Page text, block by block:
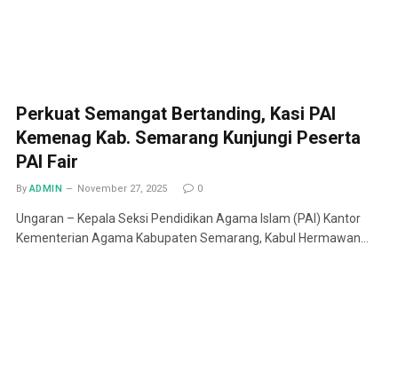
Perkuat Semangat Bertanding, Kasi PAI
Kemenag Kab. Semarang Kunjungi Peserta
PAI Fair
By ADMIN November 27, 2025 0
Ungaran – Kepala Seksi Pendidikan Agama Islam (PAI) Kantor
Kementerian Agama Kabupaten Semarang, Kabul Hermawan…